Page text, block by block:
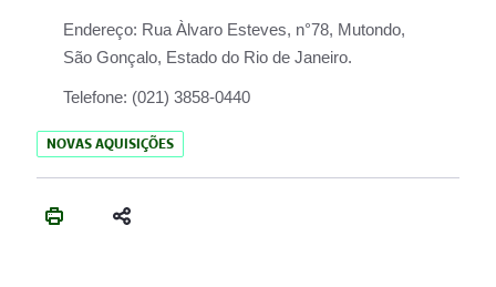
Endereço: Rua Àlvaro Esteves, n°78, Mutondo,
São Gonçalo, Estado do Rio de Janeiro.
Telefone: (021) 3858-0440
NOVAS AQUISIÇÕES